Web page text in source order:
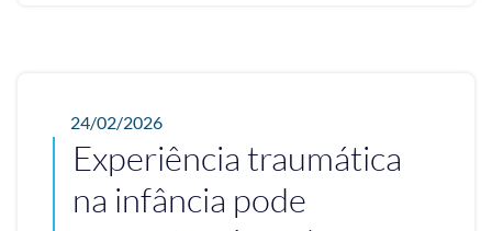
24/02/2026
Experiência traumática
na infância pode